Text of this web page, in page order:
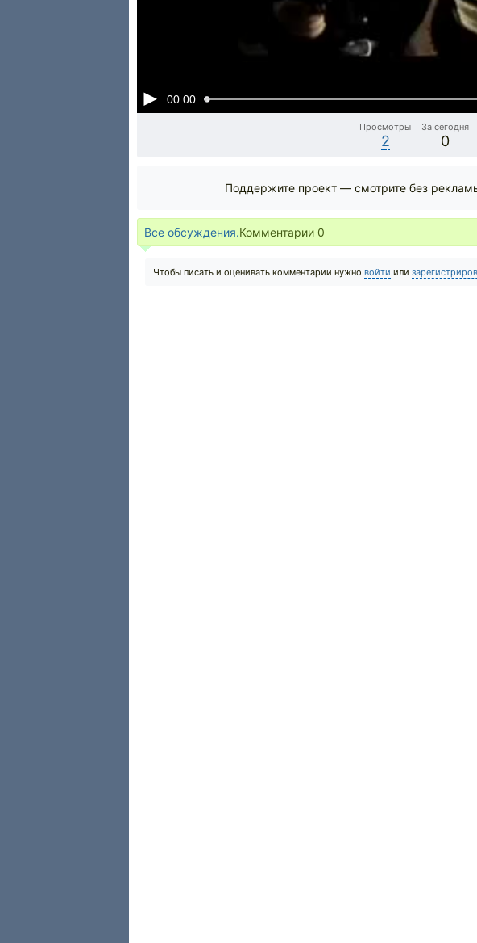
00:00
Просмотры
2
За сегодня
0
Поддержите проект — смотрите без
Все обсуждения.Комментарии 0
Чтобы писать и оценивать комментарии нужно войти или